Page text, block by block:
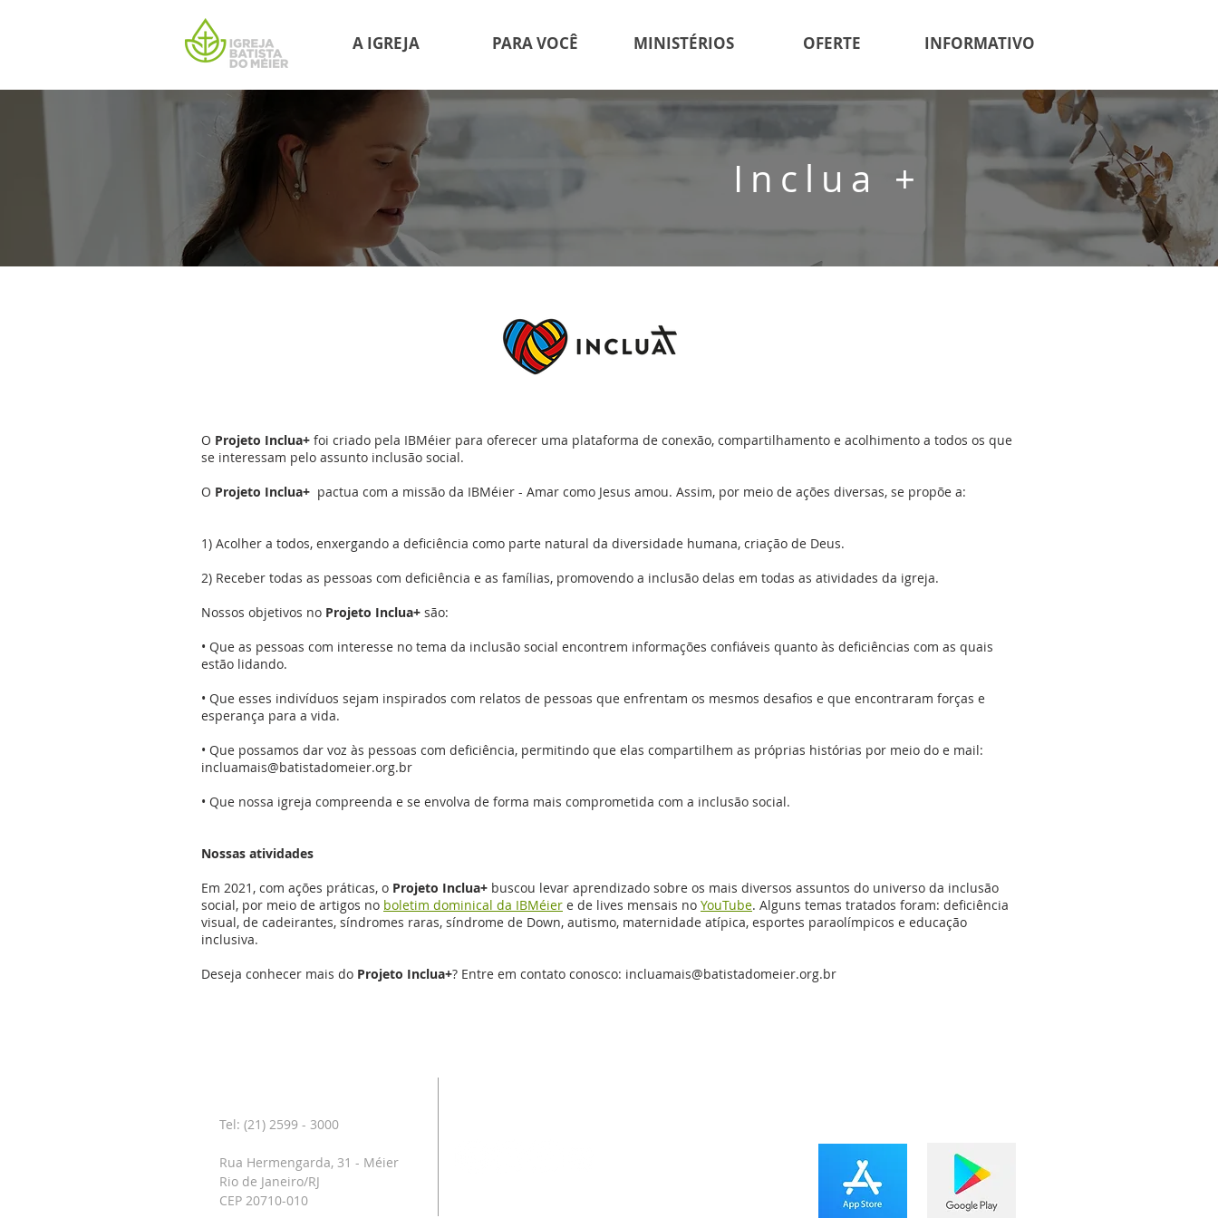
A IGREJA PARA VOCÊ MINISTÉRIOS OFERTE INFORMATIVO
Inclua +
O Projeto Inclua+ foi criado pela IBMéier para oferecer uma plataforma de conexão, compartilhamento e acolhimento a todos os que
se interessam pelo assunto inclusão social.
O Projeto Inclua+ pactua com a missão da IBMéier - Amar como Jesus amou. Assim, por meio de ações diversas, se propõe a:
1) Acolher a todos, enxergando a deficiência como parte natural da diversidade humana, criação de Deus.
2) Receber todas as pessoas com deficiência e as famílias, promovendo a inclusão delas em todas as atividades da igreja.
Nossos objetivos no Projeto Inclua+ são:
• Que as pessoas com interesse no tema da inclusão social encontrem informações confiáveis quanto às deficiências com as quais
estão lidando.
• Que esses indivíduos sejam inspirados com relatos de pessoas que enfrentam os mesmos desafios e que encontraram forças e
esperança para a vida.
• Que possamos dar voz às pessoas com deficiência, permitindo que elas compartilhem as próprias histórias por meio do e mail:
incluamais@batistadomeier.org.br
• Que nossa igreja compreenda e se envolva de forma mais comprometida com a inclusão social.
Nossas atividades
Em 2021, com ações práticas, o Projeto Inclua+ buscou levar aprendizado sobre os mais diversos assuntos do universo da inclusão
social, por meio de artigos no boletim dominical da IBMéier e de lives mensais no YouTube. Alguns temas tratados foram: deficiência
visual, de cadeirantes, síndromes raras, síndrome de Down, autismo, maternidade atípica, esportes paraolímpicos e educação
inclusiva.
Deseja conhecer mais do Projeto Inclua+? Entre em contato conosco: incluamais@batistadomeier.org.br
Tel: (21) 2599 - 3000
Rua Hermengarda, 31 - Méier
Rio de Janeiro/RJ
CEP 20710-010